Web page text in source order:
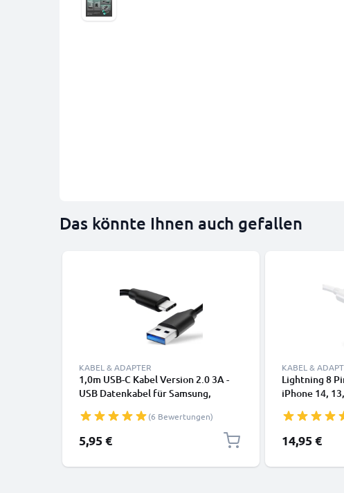
Das könnte Ihnen auch gefallen
KABEL & ADAPTER
1,0m USB-C Kabel Version 2.0 3A -
USB Datenkabel für Samsung,
Canon, Panasonic Lumix, Sony,
GoPro uvm PVC schwarz
(6 Bewertungen)
5,95 €
KABEL &
Lightning 8
iPhone 14,
Datenkabel
14,95 €